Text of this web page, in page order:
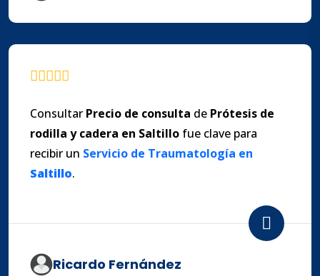
Consultar Precio de consulta de Prótesis de
rodilla y cadera en Saltillo fue clave para
recibir un Servicio de Traumatología en
Saltillo.
Ricardo Fernández